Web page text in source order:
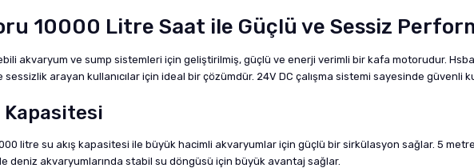
10000 Litre Saat ile Güçlü ve Sessiz
akvaryum ve sump sistemleri için geliştirilmiş, güçlü ve enerji verimli bir kafa motorudur.
arayan kullanıcılar için ideal bir çözümdür. 24V DC çalışma sistemi sayesinde güvenli
Kapasitesi
litre su akış kapasitesi ile büyük hacimli akvaryumlar için güçlü bir sirkülasyon sağlar. 5
deniz akvaryumlarında stabil su döngüsü için büyük avantaj sağlar.